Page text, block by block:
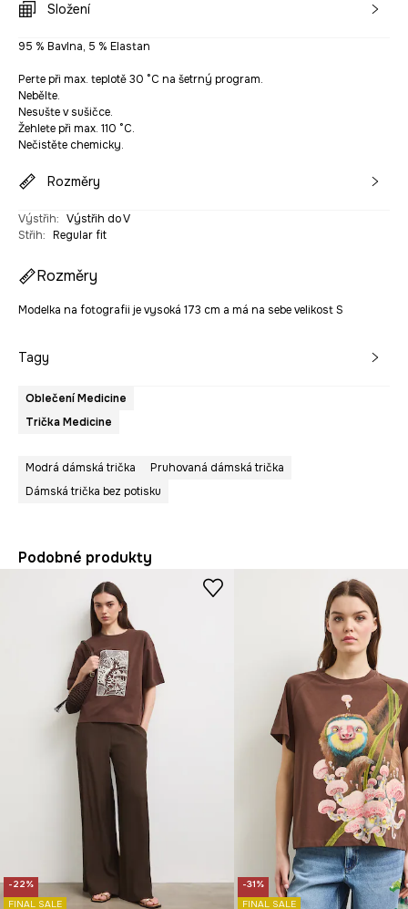
Složení
95 % Bavlna, 5 % Elastan
Perte při max. teplotě 30 °C na šetrný program.
Nebělte.
Nesušte v sušičce.
Žehlete při max. 110 °C.
Nečistěte chemicky.
Rozměry
Výstřih: Výstřih do V
Střih: Regular fit
Rozměry
Modelka na fotografii je vysoká 173 cm a má na sebe velikost S
Tagy
Oblečení Medicine
Trička Medicine
Modrá dámská trička
Pruhovaná dámská trička
Dámská trička bez potisku
Podobné produkty
-22%
FINAL SALE
-31%
FINAL SALE